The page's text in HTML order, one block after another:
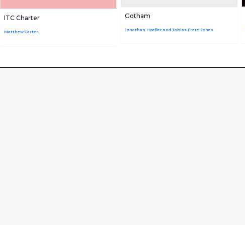
ITC Charter
Matthew Carter
Gotham
Jonathan Hoefler and Tobias Frere-Jones